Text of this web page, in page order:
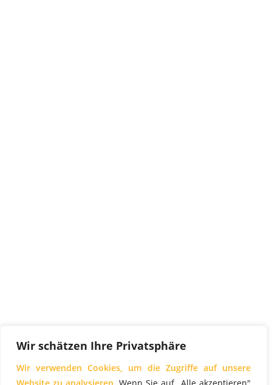
Wir schätzen Ihre Privatsphäre
Wir verwenden Cookies, um die Zugriffe auf unsere